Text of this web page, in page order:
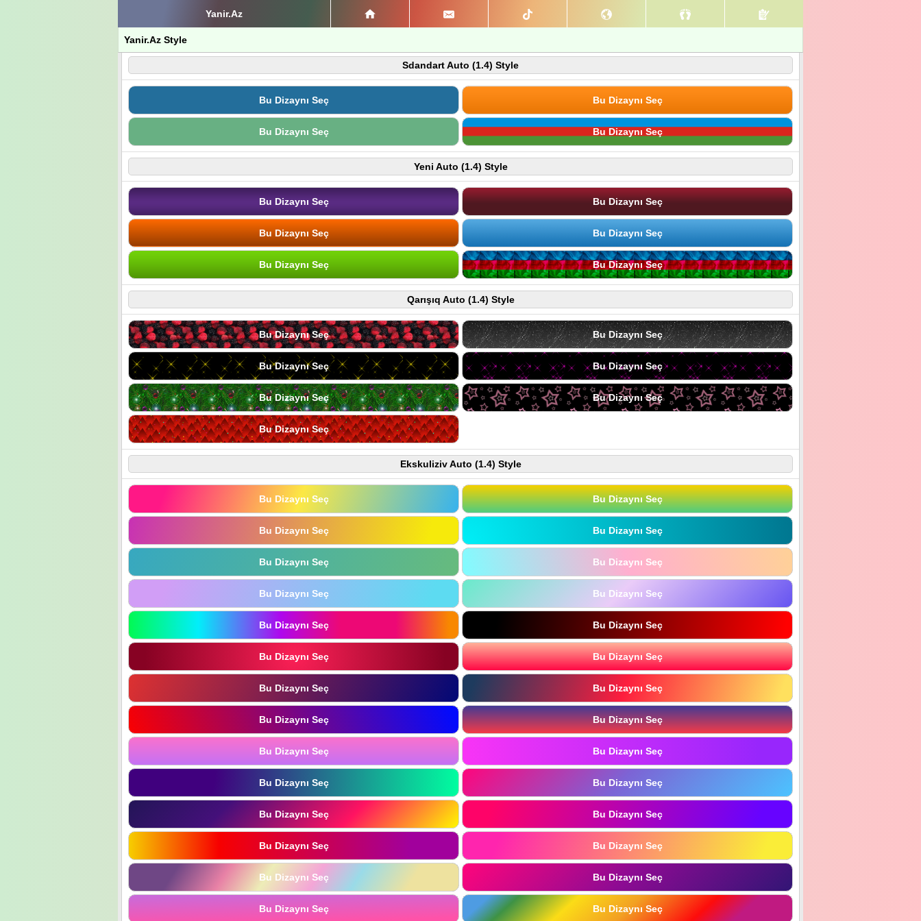
Yanir.Az
Yanir.Az Style
Sdandart Auto (1.4) Style
Bu Dizaynı Seç Bu Dizaynı Seç
Bu Dizaynı Seç Bu Dizaynı Seç
Yeni Auto (1.4) Style
Bu Dizaynı Seç Bu Dizaynı Seç
Bu Dizaynı Seç Bu Dizaynı Seç
Bu Dizaynı Seç Bu Dizaynı Seç
Qarışıq Auto (1.4) Style
Bu Dizaynı Seç Bu Dizaynı Seç
Bu Dizaynı Seç Bu Dizaynı Seç
Bu Dizaynı Seç Bu Dizaynı Seç
Bu Dizaynı Seç
Ekskuliziv Auto (1.4) Style
Bu Dizaynı Seç Bu Dizaynı Seç
Bu Dizaynı Seç Bu Dizaynı Seç
Bu Dizaynı Seç Bu Dizaynı Seç
Bu Dizaynı Seç Bu Dizaynı Seç
Bu Dizaynı Seç Bu Dizaynı Seç
Bu Dizaynı Seç Bu Dizaynı Seç
Bu Dizaynı Seç Bu Dizaynı Seç
Bu Dizaynı Seç Bu Dizaynı Seç
Bu Dizaynı Seç Bu Dizaynı Seç
Bu Dizaynı Seç Bu Dizaynı Seç
Bu Dizaynı Seç Bu Dizaynı Seç
Bu Dizaynı Seç Bu Dizaynı Seç
Bu Dizaynı Seç Bu Dizaynı Seç
Bu Dizaynı Seç Bu Dizaynı Seç